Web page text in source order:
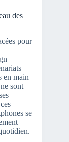
des
pour
en main
sont
se